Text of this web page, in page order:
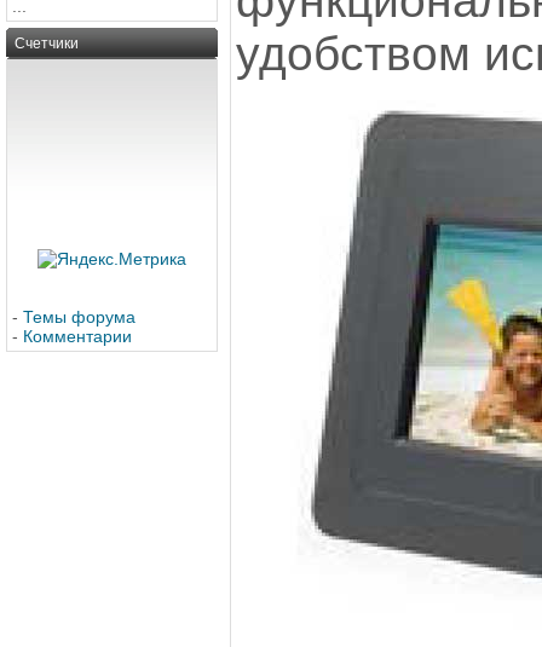
Счетчики
- Темы форума
- Комментарии
удобством